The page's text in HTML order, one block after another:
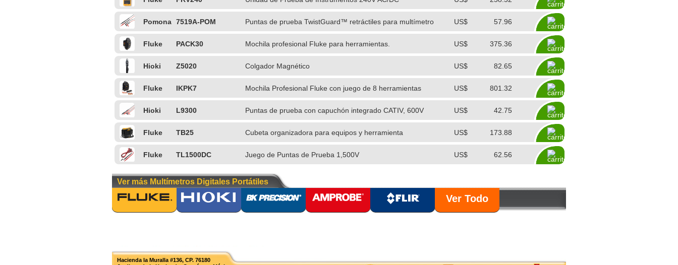
Pomona 7519A-POM Puntas de prueba TwistGuard™ retráctiles para multímetro US$ 57.96
Fluke PACK30 Mochila profesional Fluke para herramientas. US$ 375.36
Hioki Z5020 Colgador Magnético US$ 82.65
Fluke IKPK7
Mochila Profesional Fluke con juego de 8 herramientas
US$ 801.32
Hioki L9300 Puntas de prueba con capuchón integrado CATIV, 600V US$ 42.75
Fluke TB25 Cubeta organizadora para equipos y herramienta US$ 173.88
Fluke TL1500DC Juego de Puntas de Prueba 1,500V US$ 62.56
Ver más Multímetros Digitales Portátiles
Ver Todo
Hacienda la Muralla #136, CP. 76180